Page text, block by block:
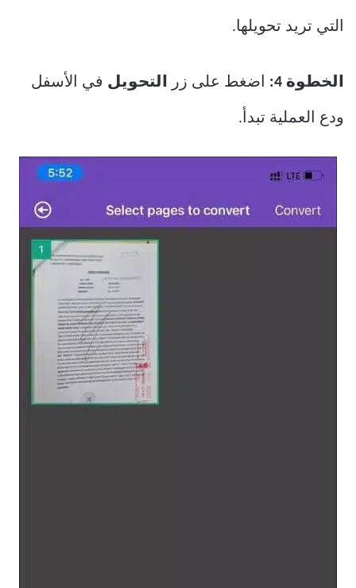
التي تريد تحويلها.
الخطوة 4: اضغط على زر التحويل في الأسفل
ودع العملية تبدأ.